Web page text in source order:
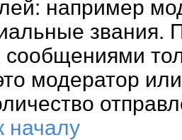
например
звания.
модератор
началу